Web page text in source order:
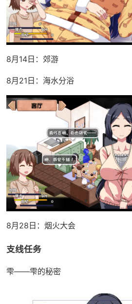
8月14日：郊游
8月21日：海水分浴
8月28日：烟火大会
支线任务
雫——雫的秘密